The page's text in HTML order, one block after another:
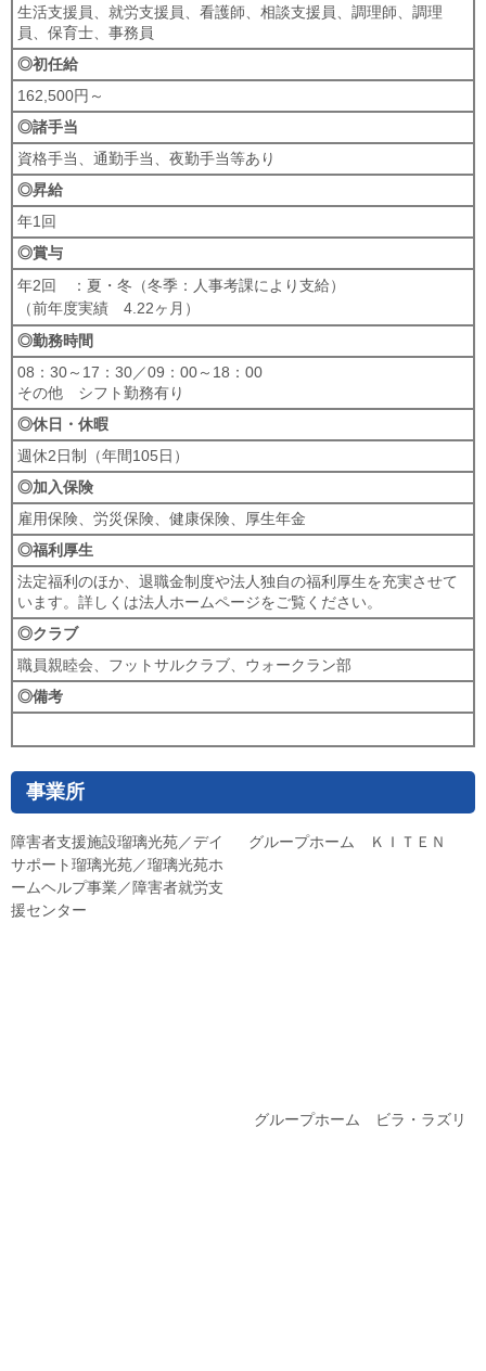
生活支援員、就労支援員、看護師、相談支援員、調理師、調理
員、保育士、事務員
◎初任給
162,500円～
◎諸手当
資格手当、通勤手当、夜勤手当等あり
◎昇給
年1回
◎賞与
年2回 ：夏・冬（冬季：人事考課により支給）
（前年度実績 4.22ヶ月）
◎勤務時間
08：30～17：30／09：00～18：00
その他 シフト勤務有り
◎休日・休暇
週休2日制（年間105日）
◎加入保険
雇用保険、労災保険、健康保険、厚生年金
◎福利厚生
法定福利のほか、退職金制度や法人独自の福利厚生を充実させて
います。詳しくは法人ホームページをご覧ください。
◎クラブ
職員親睦会、フットサルクラブ、ウォークラン部
◎備考
事業所
障害者支援施設瑠璃光苑／デイ
サポート瑠璃光苑／瑠璃光苑ホ
ームヘルプ事業／障害者就労支
援センター
グループホーム ＫＩＴＥＮ
グループホーム ビラ・ラズリ